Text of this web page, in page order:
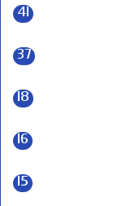
41
37
18
16
15